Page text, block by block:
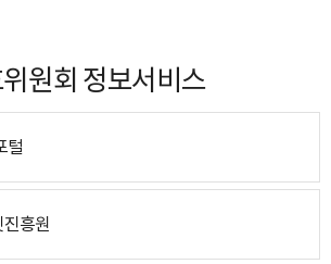
원회 정보서비스
털
흥원